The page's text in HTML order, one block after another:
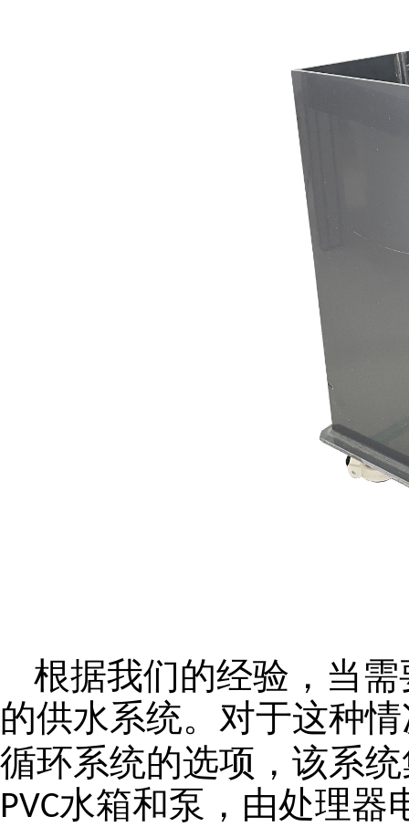
根据我们的经验，当
的供水系统。对于这种
循环系统的选项，该系
PVC水箱和泵，由处理器